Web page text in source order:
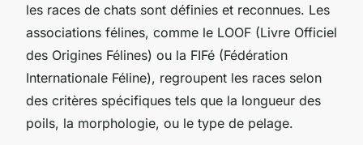
les races de chats sont définies et reconnues. Les
associations félines, comme le LOOF (Livre Officiel
des Origines Félines) ou la FIFé (Fédération
Internationale Féline), regroupent les races selon
des critères spécifiques tels que la longueur des
poils, la morphologie, ou le type de pelage.